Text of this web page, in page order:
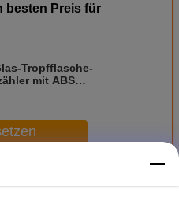
besten Preis für
Tropfflasche-
mit ABS